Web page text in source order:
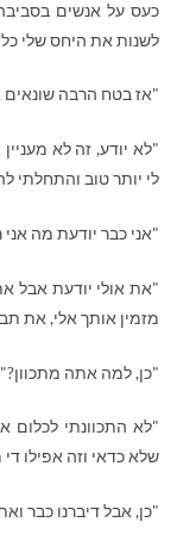
כעס על אנשים
לשנות את היחס שלי
"אז בטח הרבה שונאים
"לא יודע, זה לא
לי יותר טוב והתחלתי
"אני כבר יודעת מה אני
"את אולי יודעת אבל
מזמין אותך אלי, את
"כן, למה אתה מתכוון?"
"לא התכוונתי לכלום
שלא כדאי וזה אפילו
"כן, אבל דיברנו כבר